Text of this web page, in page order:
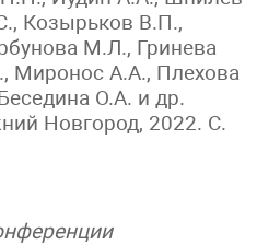
Козырьков В.П.,
М.Л., Гринева
Миронос А.А., Плехова
О.А. и др.
Новгород, 2022. С.